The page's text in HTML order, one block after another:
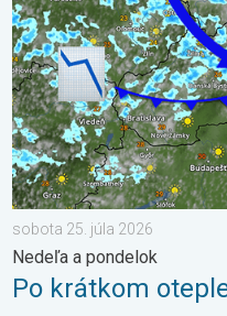
sobota 25. júla 2026
Nedeľa a pondelok
Po krátkom